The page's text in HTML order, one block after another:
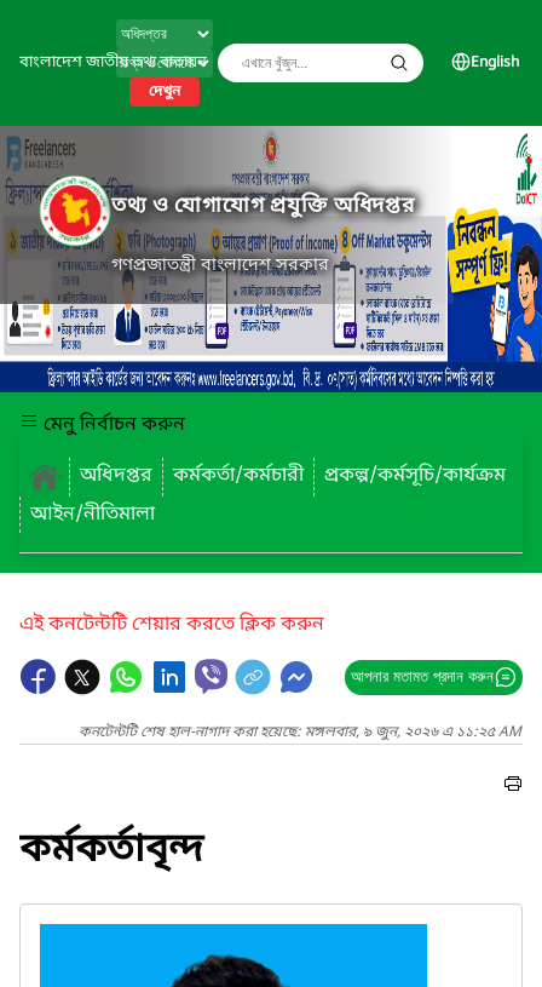
বাংলাদেশ জাতীয় তথ্য বাতায়ন
দেখুন
English
তথ্য ও যোগাযোগ প্রযুক্তি অধিদপ্তর
গণপ্রজাতন্ত্রী বাংলাদেশ সরকার
মেনু নির্বাচন করুন
অধিদপ্তর
কর্মকর্তা/কর্মচারী
প্রকল্প/কর্মসূচি/কার্যক্রম
আইন/নীতিমালা
এই কনটেন্টটি শেয়ার করতে ক্লিক করুন
আপনার মতামত প্রদান করুন
কনটেন্টটি শেষ হাল-নাগাদ করা হয়েছে: মঙ্গলবার, ৯ জুন, ২০২৬ এ ১১:২৫ AM
কর্মকর্তাবৃন্দ